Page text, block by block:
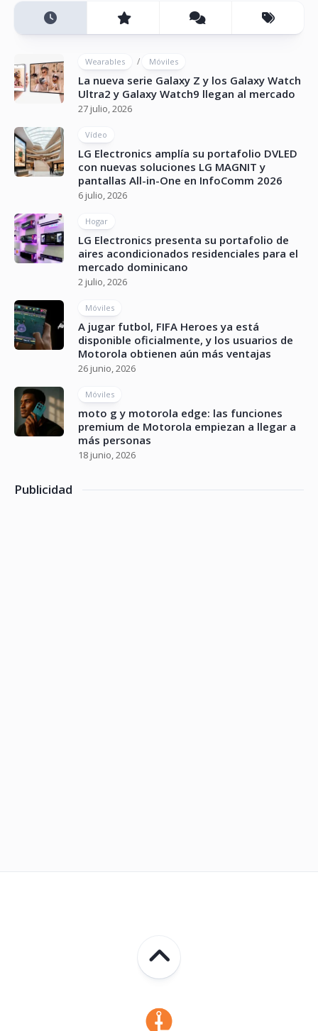
Wearables / Móviles
La nueva serie Galaxy Z y los Galaxy Watch
Ultra2 y Galaxy Watch9 llegan al mercado
27 julio, 2026
Vídeo
LG Electronics amplía su portafolio DVLED
con nuevas soluciones LG MAGNIT y
pantallas All-in-One en InfoComm 2026
6 julio, 2026
Hogar
LG Electronics presenta su portafolio de
aires acondicionados residenciales para el
mercado dominicano
2 julio, 2026
Móviles
A jugar futbol, FIFA Heroes ya está
disponible oficialmente, y los usuarios de
Motorola obtienen aún más ventajas
26 junio, 2026
Móviles
moto g y motorola edge: las funciones
premium de Motorola empiezan a llegar a
más personas
18 junio, 2026
Publicidad